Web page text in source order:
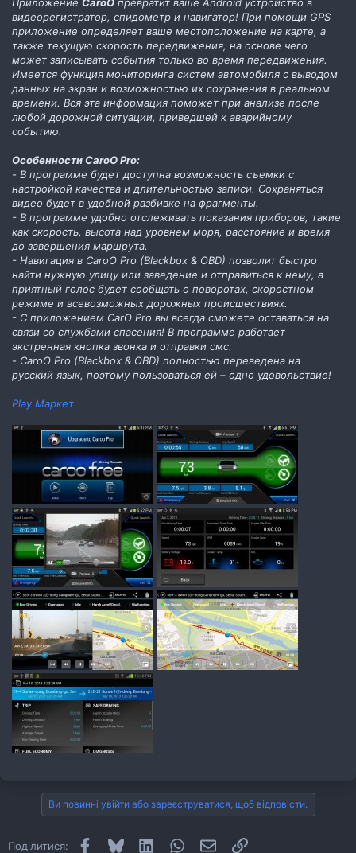
видеорегистратор, спидометр и навигатор! При помощи GPS
приложение определяет ваше местоположение на карте, а
также текущую скорость передвижения, на основе чего
может записывать события только во время передвижения.
Имеется функция мониторинга систем автомобиля с выводом
данных на экран и возможностью их сохранения в реальном
времени. Вся эта информация поможет при анализе после
любой дорожной ситуации, приведшей к аварийному
событию.
Особенности CaroO Pro:
- В программе будет доступна возможность съемки с
настройкой качества и длительностью записи. Сохраняться
видео будет в удобной разбивке на фрагменты.
- В программе удобно отслеживать показания приборов, такие
как скорость, высота над уровнем моря, расстояние и время
до завершения маршрута.
- Навигация в CaroO Pro (Blackbox & OBD) позволит быстро
найти нужную улицу или заведение и отправиться к нему, а
приятный голос будет сообщать о поворотах, скоростном
режиме и всевозможных дорожных происшествиях.
- С приложением CarO Pro вы всегда сможете оставаться на
связи со службами спасения! В программе работает
экстренная кнопка звонка и отправки смс.
- CaroO Pro (Blackbox & OBD) полностью переведена на
русский язык, поэтому пользоваться ей – одно удовольствие!
Play Маркет
Ви повинні увійти або зареєструватися, щоб відповісти.
Поділитися: Facebook
Bluesky LinkedInWhatsApp
E-mailПосилання